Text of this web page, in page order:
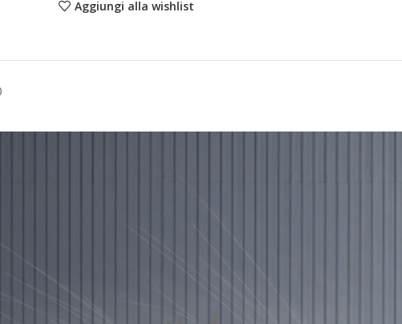
Aggiungi alla wishlist